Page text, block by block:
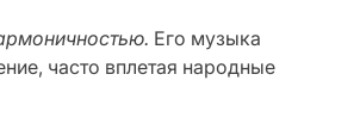
Его музыка
часто вплетая народные